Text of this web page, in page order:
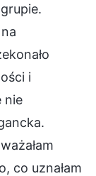
i
nie
co uznałam